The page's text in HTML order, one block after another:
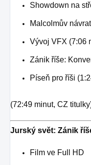
Showdown na
Malcolmův
Vývoj VFX (7:06
Zánik říše:
Píseň pro říši
(72:49 minut, CZ
Jurský svět: Zánik
Film ve Full HD